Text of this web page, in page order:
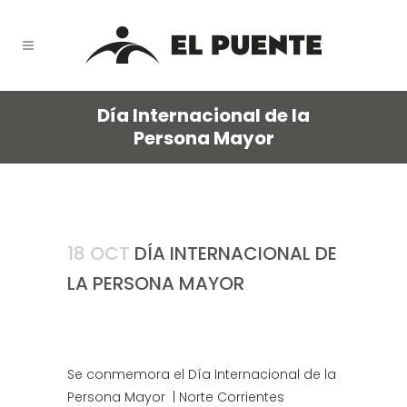
Día Internacional de la
Persona Mayor
18 OCT DÍA INTERNACIONAL DE
LA PERSONA MAYOR
Se conmemora el Día Internacional de la
Persona Mayor | Norte Corrientes